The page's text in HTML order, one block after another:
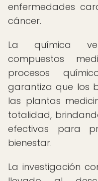
enfermedades
cáncer.
La química
compuestos
procesos
garantiza que los
las plantas
totalidad,
efectivas para
bienestar.
La investigación